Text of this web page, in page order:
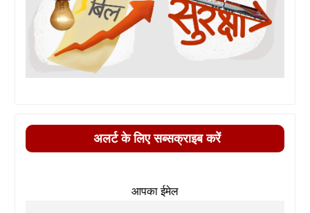
अलर्ट के लिए सब्सक्राइब करें
आपका ईमेल